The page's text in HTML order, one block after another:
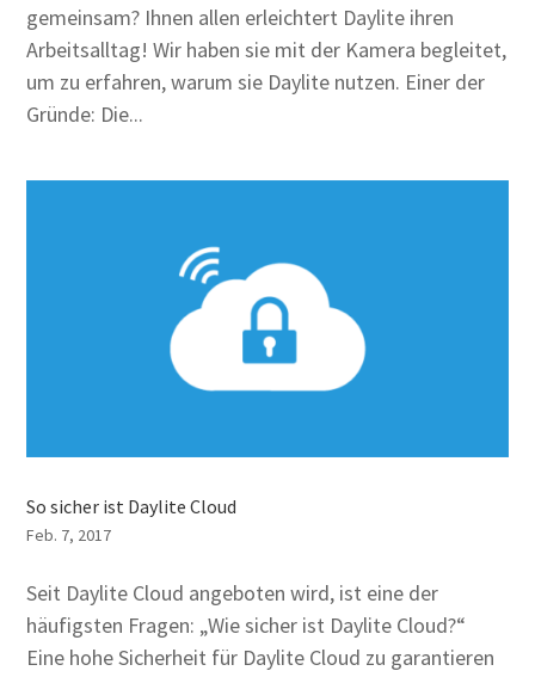
gemeinsam? Ihnen allen erleichtert Daylite ihren
Arbeitsalltag! Wir haben sie mit der Kamera begleitet,
um zu erfahren, warum sie Daylite nutzen. Einer der
Gründe: Die...
So sicher ist Daylite Cloud
Feb. 7, 2017
Seit Daylite Cloud angeboten wird, ist eine der
häufigsten Fragen: „Wie sicher ist Daylite Cloud?“
Eine hohe Sicherheit für Daylite Cloud zu garantieren